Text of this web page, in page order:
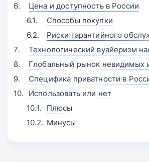
Цена и доступность в России
Способы покупки
Риски гарантийного
Технологический вуайеризм
Глобальный рынок невидимых
Специфика приватности в
Использовать или нет
Плюсы
Минусы